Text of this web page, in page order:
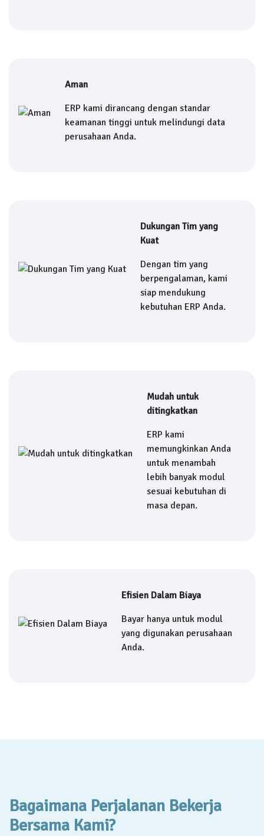
Aman
ERP kami dirancang dengan standar
keamanan tinggi untuk melindungi data
perusahaan Anda.
Dukungan Tim yang
Kuat
Dengan tim yang
berpengalaman, kami
siap mendukung
kebutuhan ERP Anda.
Mudah untuk
ditingkatkan
ERP kami
memungkinkan Anda
untuk menambah
lebih banyak modul
sesuai kebutuhan di
masa depan.
Efisien Dalam Biaya
Bayar hanya untuk modul
yang digunakan perusahaan
Anda.
Bagaimana Perjalanan Bekerja
Bersama Kami?